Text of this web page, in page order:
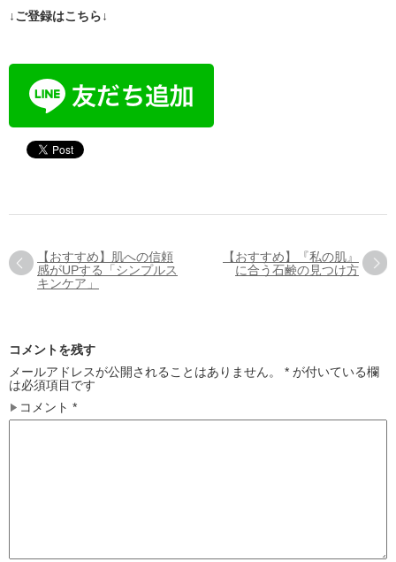
↓ご登録はこちら↓
【おすすめ】肌への信頼
感がUPする「シンプルス
キンケア」
【おすすめ】『私の肌』
に合う石鹸の見つけ方
コメントを残す
メールアドレスが公開されることはありません。
* が付いている欄
は必須項目です
コメント *